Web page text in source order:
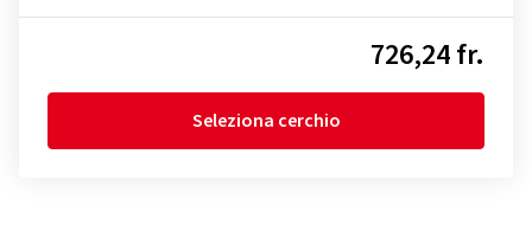
726,24 fr.
Seleziona cerchio